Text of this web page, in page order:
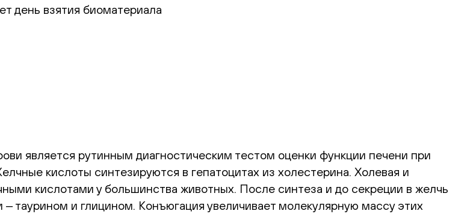
день взятия биоматериала
является рутинным диагностическим тестом оценки функции печени при
кислоты синтезируются в гепатоцитах из холестерина. Холевая и
кислотами у большинства животных. После синтеза и до секреции в желчь
таурином и глицином. Конъюгация увеличивает молекулярную массу этих